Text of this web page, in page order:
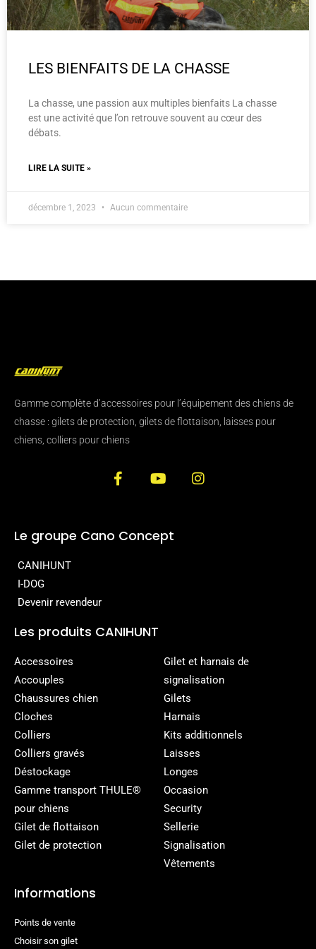
LES BIENFAITS DE LA CHASSE
La chasse, une passion aux multiples bienfaits La chasse
est une activité que l’on retrouve souvent au cœur des
débats.
LIRE LA SUITE »
décembre 1, 2023 Aucun commentaire
Gamme complète d’accessoires pour l’équipement des chiens de
chasse : gilets de protection, gilets de flottaison, laisses pour
chiens, colliers pour chiens
Le groupe Cano Concept
CANIHUNT
I-DOG
Devenir revendeur
Les produits CANIHUNT
Accessoires
Accouples
Chaussures chien
Cloches
Colliers
Colliers gravés
Déstockage
Gamme transport THULE®
pour chiens
Gilet de flottaison
Gilet de protection
Gilet et harnais de
signalisation
Gilets
Harnais
Kits additionnels
Laisses
Longes
Occasion
Security
Sellerie
Signalisation
Vêtements
Informations
Points de vente
Choisir son gilet